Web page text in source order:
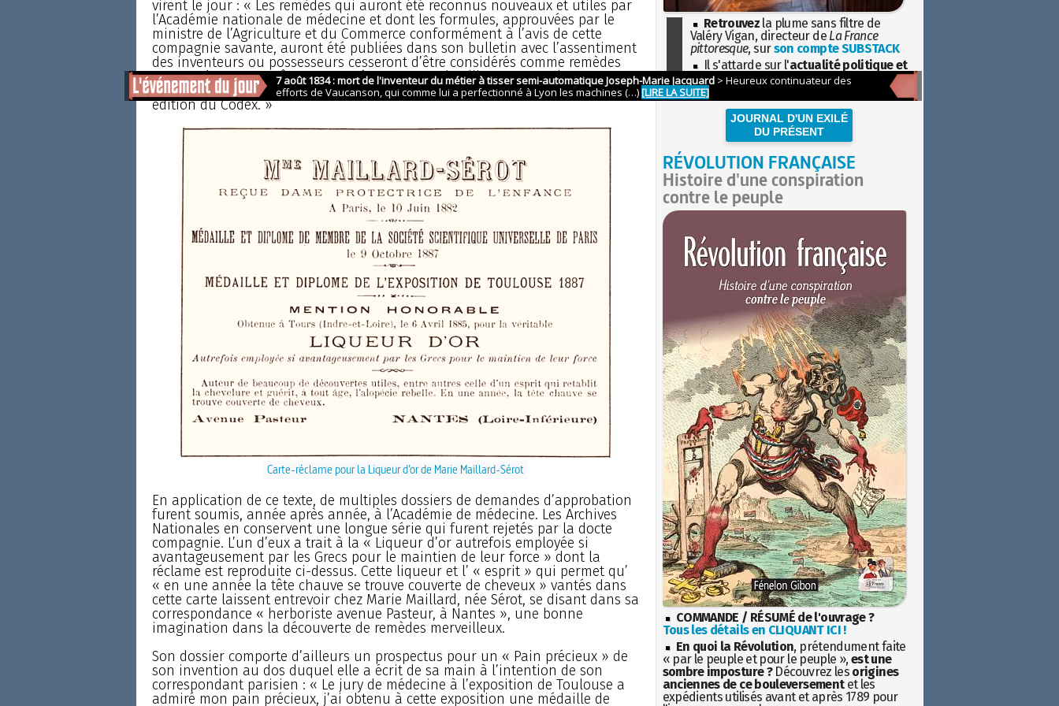
virent le jour : « Les remèdes qui auront été reconnus nouveaux et utiles par
l’Académie nationale de médecine et dont les formules, approuvées par le
ministre de l’Agriculture et du Commerce conformément à l’avis de cette
compagnie savante, auront été publiées dans son bulletin avec l’assentiment
des inventeurs ou possesseurs cesseront d’être considérés comme remèdes
secrets. Ils pourront être, en conséquence, vendus librement par les
pharmaciens en attendant que la recette en soit insérée dans une nouvelle
édition du Codex. »
Carte-réclame pour la Liqueur d’or de Marie Maillard-Sérot
En application de ce texte, de multiples dossiers de demandes d’approbation
furent soumis, année après année, à l’Académie de médecine. Les Archives
Nationales en conservent une longue série qui furent rejetés par la docte
compagnie. L’un d’eux a trait à la « Liqueur d’or autrefois employée si
avantageusement par les Grecs pour le maintien de leur force » dont la
réclame est reproduite ci-dessus. Cette liqueur et l’ « esprit » qui permet qu’
« en une année la tête chauve se trouve couverte de cheveux » vantés dans
cette carte laissent entrevoir chez Marie Maillard, née Sérot, se disant dans sa
correspondance « herboriste avenue Pasteur, à Nantes », une bonne
imagination dans la découverte de remèdes merveilleux.
Son dossier comporte d’ailleurs un prospectus pour un « Pain précieux » de
son invention au dos duquel elle a écrit de sa main à l’intention de son
correspondant parisien : « Le jury de médecine à l’exposition de Toulouse a
admiré mon pain précieux, j’ai obtenu à cette exposition une médaille de
Retrouvez la plume sans filtre de
Valéry Vigan, directeur de La France
pittoresque, surson compte SUBSTACK
Il s'attarde sur l'actualité politique et
sociétaleavec la hauteur de vue de
l'Histoire
JOURNAL D'UN EXILÉ
DU PRÉSENT
RÉVOLUTION FRANÇAISE
Histoire d'une conspiration
contre le peuple
COMMANDE / RÉSUMÉ de l'ouvrage ?
Tous les détails en CLIQUANT ICI !
En quoi la Révolution, prétendument faite
« par le peuple et pour le peuple », est une
sombre imposture ?Découvrez les origines
anciennes de ce bouleversementet les
expédients utilisés avant et après 1789 pour